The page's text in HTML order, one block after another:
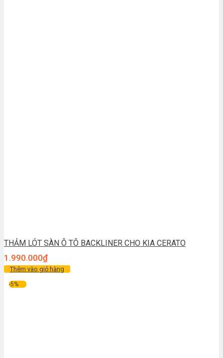
THẢM LÓT SÀN Ô TÔ BACKLINER CHO KIA CERATO
1.990.000₫
Thêm vào giỏ hàng
-5%